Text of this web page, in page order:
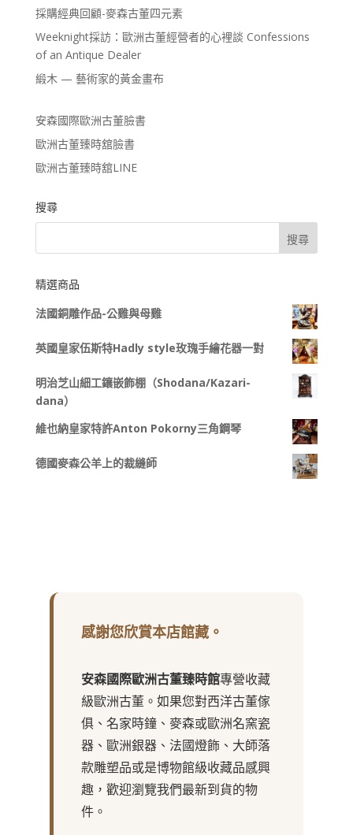
採購經典回顧-麥森古董四元素
Weeknight採訪：歐洲古董經營者的心裡談 Confessions
of an Antique Dealer
緞木 — 藝術家的黃金畫布
安森國際歐洲古董臉書
歐洲古董臻時舘臉書
歐洲古董臻時舘LINE
搜尋
精選商品
法國銅雕作品-公雞與母雞
英國皇家伍斯特Hadly style玫瑰手繪花器一對
明治芝山細工鑲嵌飾棚（Shodana/Kazari-
dana）
維也納皇家特許Anton Pokorny三角鋼琴
德國麥森公羊上的裁縫師
感謝您欣賞本店館藏。
安森國際歐洲古董臻時館專營收藏
級歐洲古董。如果您對西洋古董傢
俱、名家時鐘、麥森或歐洲名窯瓷
器、歐洲銀器、法國燈飾、大師落
款雕塑品或是博物館級收藏品感興
趣，歡迎瀏覽我們最新到貨的物
件。